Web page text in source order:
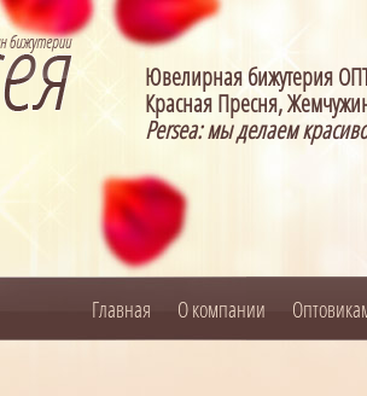
Ювелирная бижутерия
Красная Пресня,
Persea: мы делаем
Главная О компании